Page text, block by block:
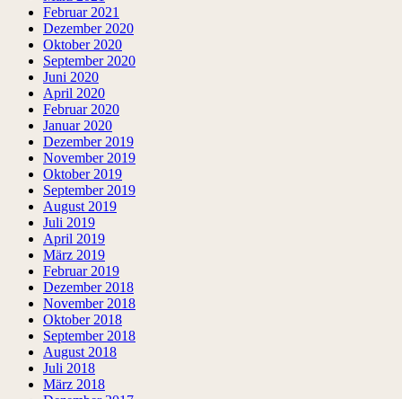
Februar 2021
Dezember 2020
Oktober 2020
September 2020
Juni 2020
April 2020
Februar 2020
Januar 2020
Dezember 2019
November 2019
Oktober 2019
September 2019
August 2019
Juli 2019
April 2019
März 2019
Februar 2019
Dezember 2018
November 2018
Oktober 2018
September 2018
August 2018
Juli 2018
März 2018